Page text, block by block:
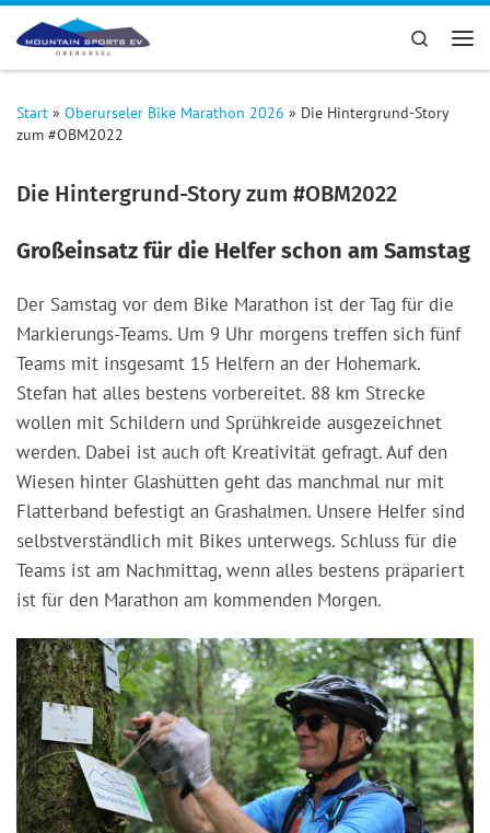
Zum Inhalt springen Search
Start » Oberurseler Bike Marathon 2026 » Die Hintergrund-Story
zum #OBM2022
Die Hintergrund-Story zum #OBM2022
Großeinsatz für die Helfer schon am Samstag
Der Samstag vor dem Bike Marathon ist der Tag für die
Markierungs-Teams. Um 9 Uhr morgens treffen sich fünf
Teams mit insgesamt 15 Helfern an der Hohemark.
Stefan hat alles bestens vorbereitet. 88 km Strecke
wollen mit Schildern und Sprühkreide ausgezeichnet
werden. Dabei ist auch oft Kreativität gefragt. Auf den
Wiesen hinter Glashütten geht das manchmal nur mit
Flatterband befestigt an Grashalmen. Unsere Helfer sind
selbstverständlich mit Bikes unterwegs. Schluss für die
Teams ist am Nachmittag, wenn alles bestens präpariert
ist für den Marathon am kommenden Morgen.